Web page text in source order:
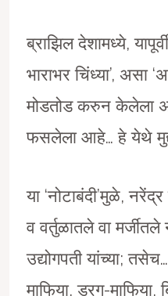
ब्राझिल देशामध्ये,
भाराभर चिंध्या’, असा
मोडतोड करुन केलेला
फसलेला आहे… हे येथे
या ‘नोटाबंदी’मुळे,
व वर्तुळातले वा
उद्योगपती यांच्या;
माफिया, ड्रग-माफिया,